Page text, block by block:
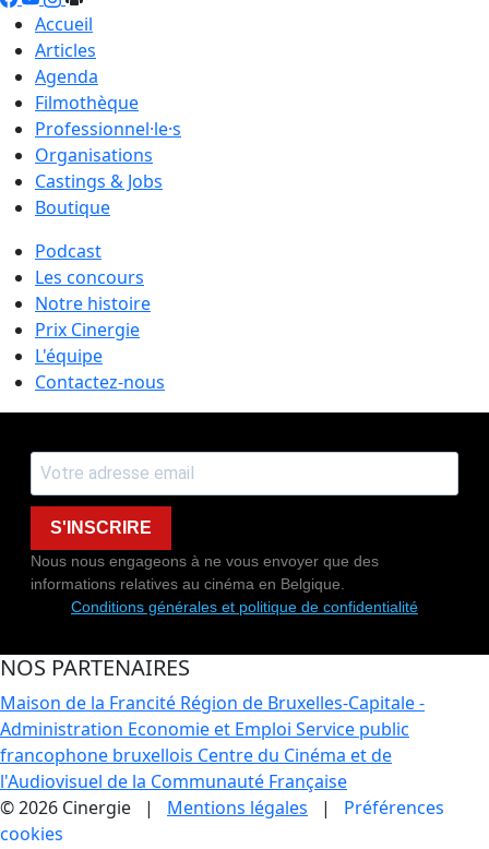
Accueil
Articles
Agenda
Filmothèque
Professionnel·le·s
Organisations
Castings & Jobs
Boutique
Podcast
Les concours
Notre histoire
Prix Cinergie
L'équipe
Contactez-nous
S'INSCRIRE
Nous nous engageons à ne vous envoyer que des
informations relatives au cinéma en Belgique.
Conditions générales et politique de confidentialité
NOS PARTENAIRES
Maison de la Francité Région de Bruxelles-Capitale -
Administration Economie et Emploi Service public
francophone bruxellois Centre du Cinéma et de
l'Audiovisuel de la Communauté Française
© 2026 Cinergie | Mentions légales | Préférences
cookies